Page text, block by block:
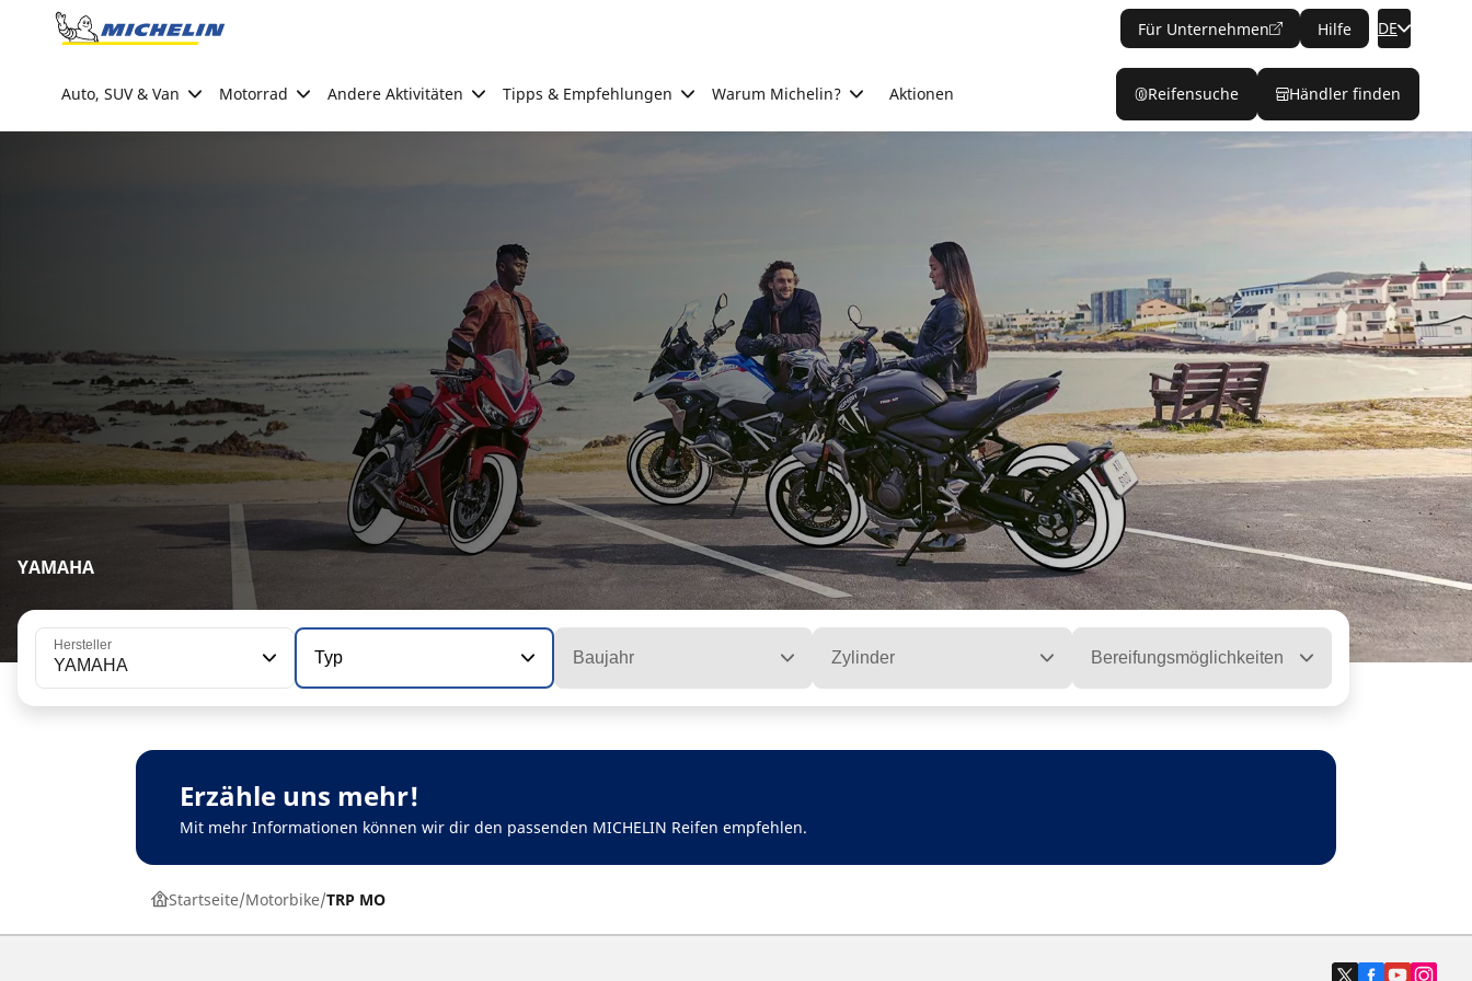
Go to page content
Für Unternehmen Hilfe DE
Auto, SUV & Van Motorrad Andere Aktivitäten Tipps & Empfehlungen Warum Michelin? Aktionen Reifensuche Händler finden
YAMAHA
Hersteller
YAMAHA Typ Baujahr Zylinder Bereifungsmöglichkeiten
Erzähle uns mehr!
Mit mehr Informationen können wir dir den passenden MICHELIN Reifen empfehlen.
Startseite Motorbike TRP MO